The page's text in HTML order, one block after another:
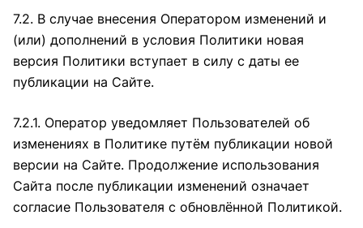
7.2. В случае внесения Оператором изменений и
(или) дополнений в условия Политики новая
версия Политики вступает в силу с даты ее
публикации на Сайте.
7.2.1. Оператор уведомляет Пользователей об
изменениях в Политике путём публикации новой
версии на Сайте. Продолжение использования
Сайта после публикации изменений означает
согласие Пользователя с обновлённой Политикой.